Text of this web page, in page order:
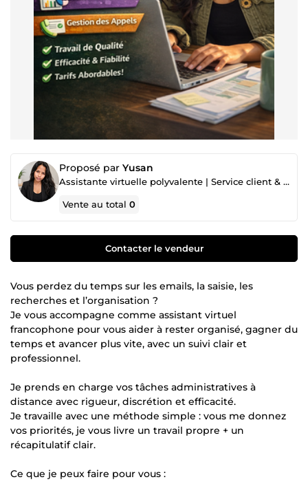
Proposé par Yusan
Assistante virtuelle polyvalente | Service client & tâches administratives
Vente au total0
Contacter le vendeur
Vous perdez du temps sur les emails, la saisie, les
recherches et l’organisation ?
Je vous accompagne comme assistant virtuel
francophone pour vous aider à rester organisé, gagner du
temps et avancer plus vite, avec un suivi clair et
professionnel.
Je prends en charge vos tâches administratives à
distance avec rigueur, discrétion et efficacité.
Je travaille avec une méthode simple : vous me donnez
vos priorités, je vous livre un travail propre + un
récapitulatif clair.
Ce que je peux faire pour vous :